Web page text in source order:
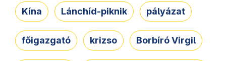
Kína Lánchíd-piknik pályázat
főigazgató krizso Borbíró Virgil